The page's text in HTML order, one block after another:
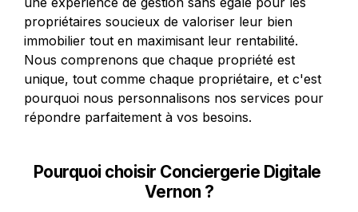
propriétaires soucieux de valoriser leur bien
immobilier tout en maximisant leur rentabilité.
Nous comprenons que chaque propriété est
unique, tout comme chaque propriétaire, et c'est
pourquoi nous personnalisons nos services pour
répondre parfaitement à vos besoins.
Pourquoi choisir Conciergerie Digitale
Vernon ?